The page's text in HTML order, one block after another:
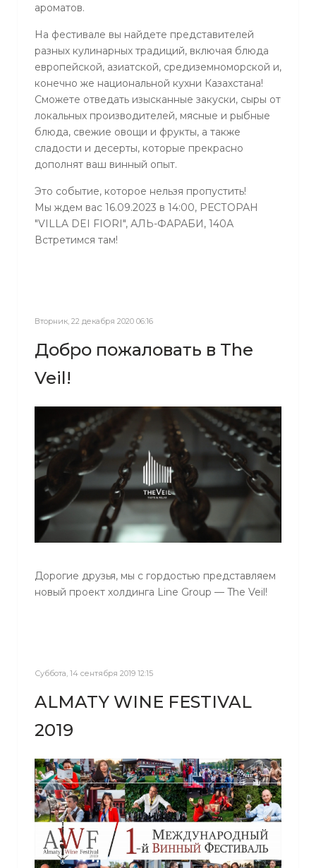
ароматов.
На фестивале вы найдете представителей
разных кулинарных традиций, включая блюда
европейской, азиатской, средиземноморской и,
конечно же национальной кухни Казахстана!
Сможете отведать изысканные закуски, сыры от
локальных производителей, мясные и рыбные
блюда, свежие овощи и фрукты, а также
сладости и десерты, которые прекрасно
дополнят ваш винный опыт.
Это событие, которое нельзя пропустить!
Мы ждем вас 16.09.2023 в 14:00, РЕСТОРАН
"VILLA DEI FIORI", АЛЬ-ФАРАБИ, 140А
Встретимся там!
Вторник, 22 декабря 2020 06:16
Добро пожаловать в The
Veil!
Дорогие друзья, мы с гордостью представляем
новый проект холдинга Line Group — The Veil!
Суббота, 14 сентября 2019 12:15
ALMATY WINE FESTIVAL
2019